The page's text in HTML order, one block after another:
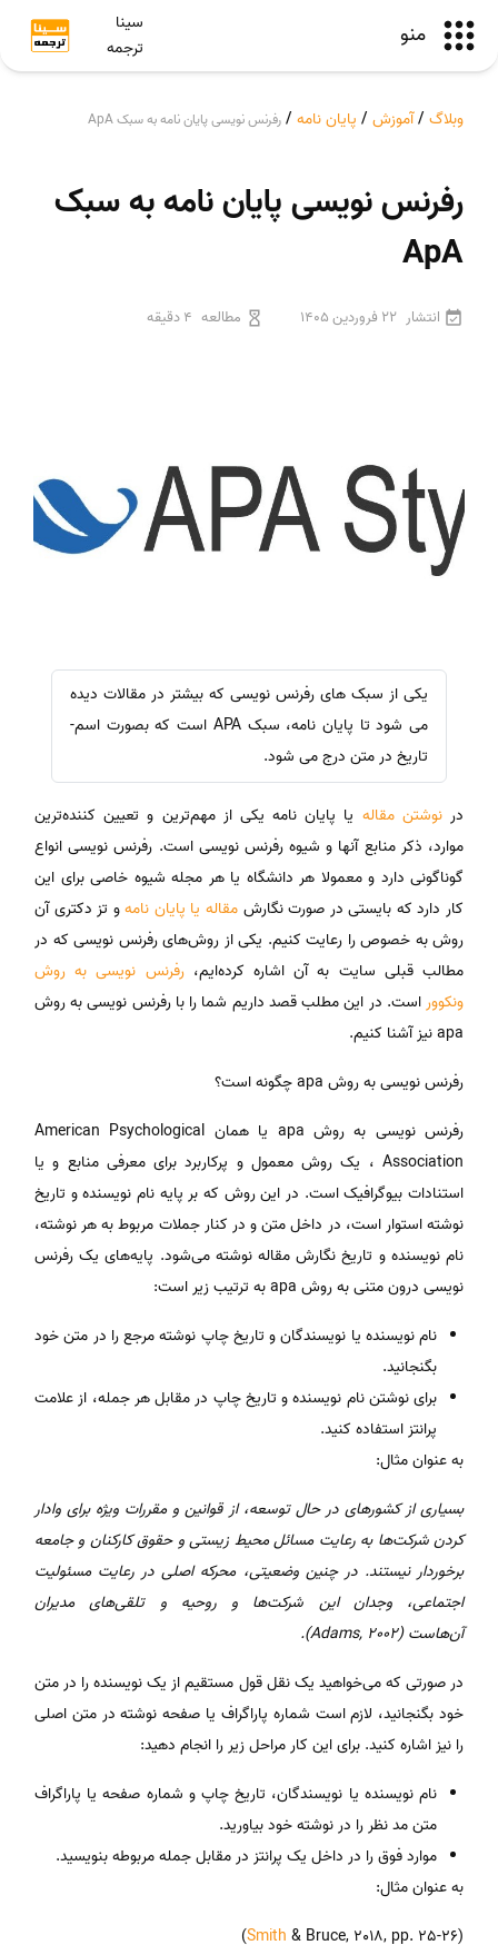
منو
سینا
ترجمه
وبلاگ /آموزش / پایان نامه / رفرنس نویسی پایان نامه به سبک ApA
رفرنس نویسی پایان نامه به سبک
ApA
انتشار 22 فروردین 1405 مطالعه 4 دقیقه
یکی از سبک های رفرنس نویسی که بیشتر در مقالات دیده
می شود تا پایان نامه، سبک APA است که بصورت اسم-
تاریخ در متن درج می شود.
درنوشتن مقاله یا پایان نامه یکی از مهم‌ترین و تعیین کننده‌ترین
موارد، ذکر منابع آنها و شیوه رفرنس نویسی است. رفرنس نویسی انواع
گوناگونی دارد و معمولا هر دانشگاه یا هر مجله شیوه خاصی برای این
کار دارد که بایستی در صورت نگارش مقاله یا پایان نامهو تز دکتری آن
روش به خصوص را رعایت کنیم. یکی از روش‌های رفرنس نویسی که در
مطالب قبلی سایت به آن اشاره کرده‌ایم،رفرنس نویسی به روش
ونکووراست. در این مطلب قصد داریم شما را با رفرنس نویسی به روش
apa نیز آشنا کنیم.
رفرنس نویسی به روش apa چگونه است؟
رفرنس نویسی به روش apa یا همان American Psychological
Association ، یک روش معمول و پرکاربرد برای معرفی منابع و یا
استنادات بیوگرافیک است. در این روش که بر پایه نام نویسنده و تاریخ
نوشته استوار است، در داخل متن و در کنار جملات مربوط به هر نوشته،
نام نویسنده و تاریخ نگارش مقاله نوشته می‌شود. پایه‌های یک رفرنس
نویسی درون متنی به روش apa به ترتیب زیر است:
نام نویسنده یا نویسندگان و تاریخ چاپ نوشته مرجع را در متن خود
بگنجانید.
برای نوشتن نام نویسنده و تاریخ چاپ در مقابل هر جمله، از علامت
پرانتز استفاده کنید.
به عنوان مثال:
بسیاری از کشورهای در حال توسعه، از قوانین و مقررات ویژه برای وادار
کردن شرکت‌ها به رعایت مسائل محیط زیستی و حقوق کارکنان و جامعه
برخوردار نیستند. در چنین وضعیتی، محرکه اصلی در رعایت مسئولیت
اجتماعی،
وجدان این شرکت‌ها و روحیه و تلقی‌های مدیران
آن‌هاست (Adams, 2002).
در صورتی که می‌خواهید یک نقل قول مستقیم از یک نویسنده را در متن
خود بگنجانید، لازم است شماره پاراگراف یا صفحه نوشته در متن اصلی
را نیز اشاره کنید. برای این کار مراحل زیر را انجام دهید:
نام نویسنده یا نویسندگان، تاریخ چاپ و شماره صفحه یا پاراگراف
متن مد نظر را در نوشته خود بیاورید.
موارد فوق را در داخل یک پرانتز در مقابل جمله مربوطه بنویسید.
به عنوان مثال:
(
Smith & Bruce, 2018, pp. 25-26)